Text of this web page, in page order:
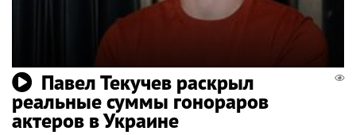
Павел Текучев раскрыл
реальные суммы гонораров
актеров в Украине